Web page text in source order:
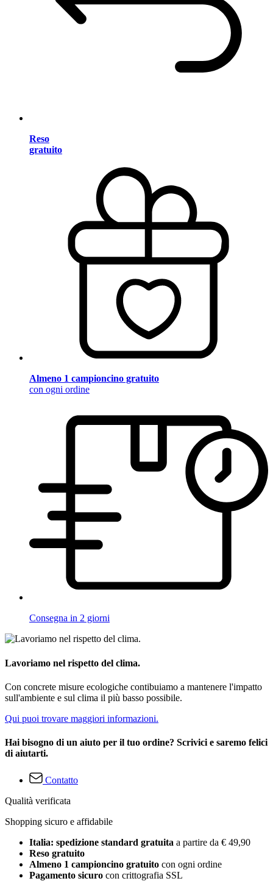
Reso
gratuito
Almeno 1 campioncino gratuito
con ogni ordine
Consegna in 2 giorni
Lavoriamo nel rispetto del clima.
Con concrete misure ecologiche contibuiamo a mantenere l'impatto
sull'ambiente e sul clima il più basso possibile.
Qui puoi trovare maggiori informazioni.
Hai bisogno di un aiuto per il tuo ordine? Scrivici e saremo felici
di aiutarti.
Contatto
Qualità verificata
Shopping sicuro e affidabile
Italia: spedizione standard gratuita a partire da € 49,90
Reso gratuito
Almeno 1 campioncino gratuito con ogni ordine
Pagamento sicuro con crittografia SSL